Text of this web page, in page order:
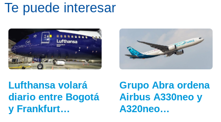
Te puede interesar
Lufthansa volará
diario entre Bogotá
y Frankfurt…
Grupo Abra ordena
Airbus A330neo y
A320neo